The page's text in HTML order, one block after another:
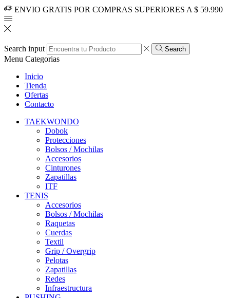
ENVIO GRATIS POR COMPRAS SUPERIORES A $ 59.990
Search input Search
Menu Categorias
Inicio
Tienda
Ofertas
Contacto
TAEKWONDO
Dobok
Protecciones
Bolsos / Mochilas
Accesorios
Cinturones
Zapatillas
ITF
TENIS
Accesorios
Bolsos / Mochilas
Raquetas
Cuerdas
Textil
Grip / Overgrip
Pelotas
Zapatillas
Redes
Infraestructura